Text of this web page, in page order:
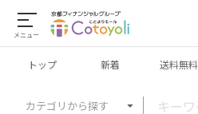
メニュー
カテゴリから探す
トップ 新着 送料無料